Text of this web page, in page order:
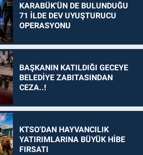
KARABÜK'ÜN DE BULUNDUĞU
71 İLDE DEV UYUŞTURUCU
OPERASYONU
BAŞKANIN KATILDIĞI GECEYE
BELEDİYE ZABITASINDAN
CEZA..!
KTSO'DAN HAYVANCILIK
YATIRIMLARINA BÜYÜK HİBE
FIRSATI